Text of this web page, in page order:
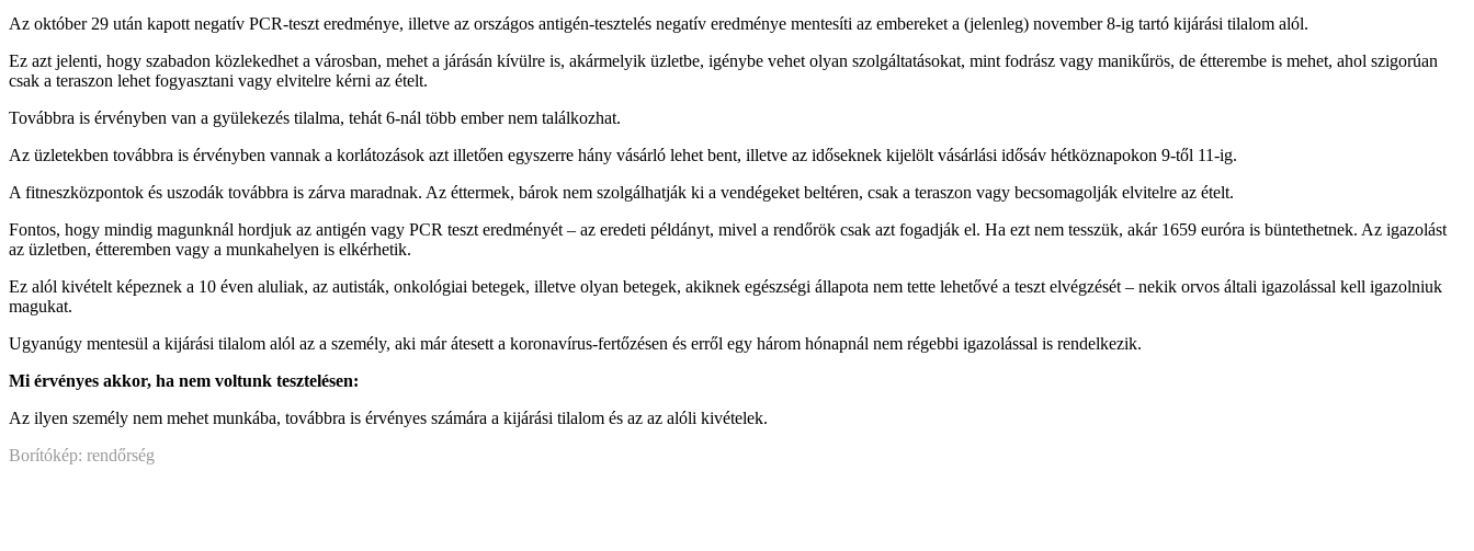
Az október 29 után kapott negatív PCR-teszt eredménye, illetve az országos antigén-tesztelés negatív eredménye mentesíti az embereket a (jelenleg) november 8-ig tartó kijárási tilalom alól.
Ez azt jelenti, hogy szabadon közlekedhet a városban, mehet a járásán kívülre is, akármelyik üzletbe, igénybe vehet olyan szolgáltatásokat, mint fodrász vagy manikűrös, de étterembe is mehet, ahol szigorúan
csak a teraszon lehet fogyasztani vagy elvitelre kérni az ételt.
Továbbra is érvényben van a gyülekezés tilalma, tehát 6-nál több ember nem találkozhat.
Az üzletekben továbbra is érvényben vannak a korlátozások azt illetően egyszerre hány vásárló lehet bent, illetve az időseknek kijelölt vásárlási idősáv hétköznapokon 9-től 11-ig.
A fitneszközpontok és uszodák továbbra is zárva maradnak. Az éttermek, bárok nem szolgálhatják ki a vendégeket beltéren, csak a teraszon vagy becsomagolják elvitelre az ételt.
Fontos, hogy mindig magunknál hordjuk az antigén vagy PCR teszt eredményét – az eredeti példányt, mivel a rendőrök csak azt fogadják el. Ha ezt nem tesszük, akár 1659 euróra is büntethetnek. Az igazolást
az üzletben, étteremben vagy a munkahelyen is elkérhetik.
Ez alól kivételt képeznek a 10 éven aluliak, az autisták, onkológiai betegek, illetve olyan betegek, akiknek egészségi állapota nem tette lehetővé a teszt elvégzését – nekik orvos általi igazolással kell igazolniuk
magukat.
Ugyanúgy mentesül a kijárási tilalom alól az a személy, aki már átesett a koronavírus-fertőzésen és erről egy három hónapnál nem régebbi igazolással is rendelkezik.
Mi érvényes akkor, ha nem voltunk tesztelésen:
Az ilyen személy nem mehet munkába, továbbra is érvényes számára a kijárási tilalom és az az alóli kivételek.
Borítókép: rendőrség